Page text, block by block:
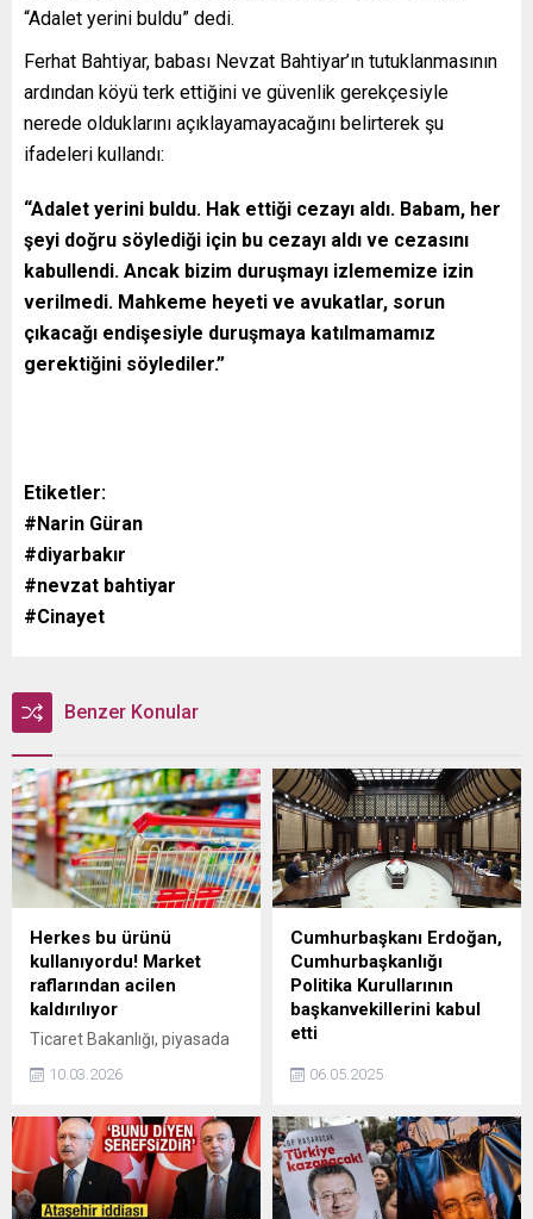
“Adalet yerini buldu” dedi.
Ferhat Bahtiyar, babası Nevzat Bahtiyar’ın tutuklanmasının
ardından köyü terk ettiğini ve güvenlik gerekçesiyle
nerede olduklarını açıklayamayacağını belirterek şu
ifadeleri kullandı:
“Adalet yerini buldu. Hak ettiği cezayı aldı. Babam, her
şeyi doğru söylediği için bu cezayı aldı ve cezasını
kabullendi. Ancak bizim duruşmayı izlememize izin
verilmedi. Mahkeme heyeti ve avukatlar, sorun
çıkacağı endişesiyle duruşmaya katılmamamız
gerektiğini söylediler.”
Etiketler:
#Narin Güran
#diyarbakır
#nevzat bahtiyar
#Cinayet
Benzer Konular
Herkes bu ürünü
kullanıyordu! Market
raflarından acilen
kaldırılıyor
Ticaret Bakanlığı, piyasada
bir karara imza attı. Günlük
anahtarlıklara takılarak
kullanılan söz konusu ürün
için toplatma kararı verildi.
Bakanlık tarafından alınan
10.03.2026
Cumhurbaşkanı Erdoğan,
Cumhurbaşkanlığı
Politika Kurullarının
başkanvekillerini kabul
etti
Tayyip Erdoğan,
Külliyesi'nde
Cumhurbaşkanlığı Politika
Kurullarının başkanvekillerini
kabul etti.
06.05.2025